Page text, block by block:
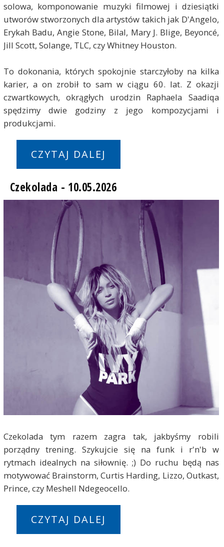
solowa, komponowanie muzyki filmowej i dziesiątki
utworów stworzonych dla artystów takich jak D'Angelo,
Erykah Badu, Angie Stone, Bilal, Mary J. Blige, Beyoncé,
Jill Scott, Solange, TLC, czy Whitney Houston.
To dokonania, których spokojnie starczyłoby na kilka
karier, a on zrobił to sam w ciągu 60. lat. Z okazji
czwartkowych, okrągłych urodzin Raphaela Saadiqa
spędzimy dwie godziny z jego kompozycjami i
produkcjami.
CZYTAJ DALEJ
Czekolada - 10.05.2026
Czekolada tym razem zagra tak, jakbyśmy robili
porządny trening. Szykujcie się na funk i r'n'b w
rytmach idealnych na siłownię. ;) Do ruchu będą nas
motywować Brainstorm, Curtis Harding, Lizzo, Outkast,
Prince, czy Meshell Ndegeocello.
CZYTAJ DALEJ